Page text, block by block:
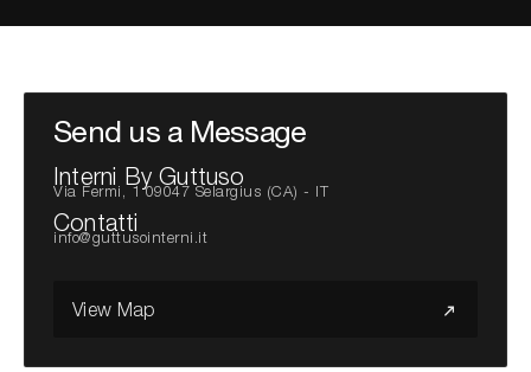
Send us a Message
Interni By Guttuso
Via Fermi, 1 09047 Selargius (CA) - IT
Contatti
info@guttusointerni.it
View Map